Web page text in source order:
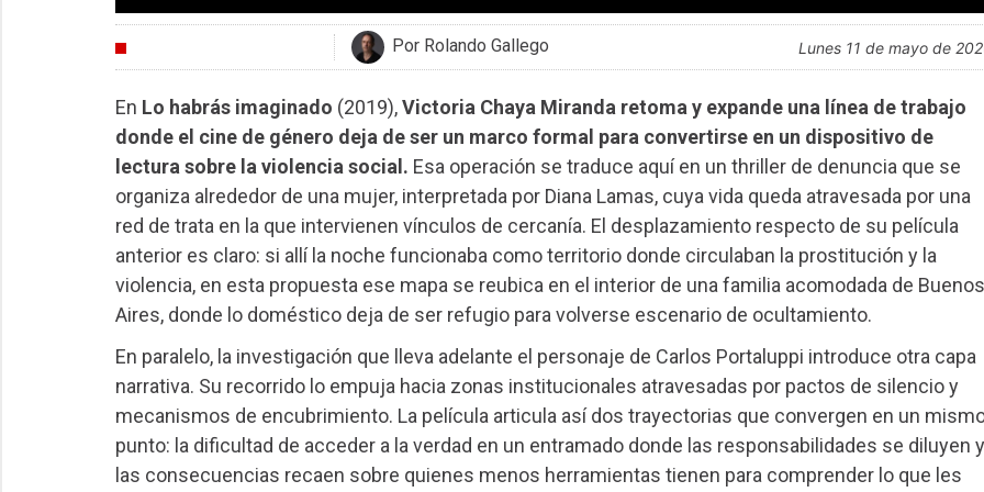
Por Rolando Gallego lunes 11 de mayo de
En Lo habrás imaginado (2019),Victoria Chaya Miranda retoma y expande una línea de trabajo
donde el cine de género deja de ser un marco formal para convertirse en un dispositivo de
lectura sobre la violencia social. Esa operación se traduce aquí en un thriller de denuncia que se
organiza alrededor de una mujer, interpretada por Diana Lamas, cuya vida queda atravesada por una
red de trata en la que intervienen vínculos de cercanía. El desplazamiento respecto de su película
anterior es claro: si allí la noche funcionaba como territorio donde circulaban la prostitución y la
violencia, en esta propuesta ese mapa se reubica en el interior de una familia acomodada de Buenos
Aires, donde lo doméstico deja de ser refugio para volverse escenario de ocultamiento.
En paralelo, la investigación que lleva adelante el personaje de Carlos Portaluppi introduce otra capa
narrativa. Su recorrido lo empuja hacia zonas institucionales atravesadas por pactos de silencio y
mecanismos de encubrimiento. La película articula así dos trayectorias que convergen en un
punto: la dificultad de acceder a la verdad en un entramado donde las responsabilidades se diluyen y
las consecuencias recaen sobre quienes menos herramientas tienen para comprender lo que les